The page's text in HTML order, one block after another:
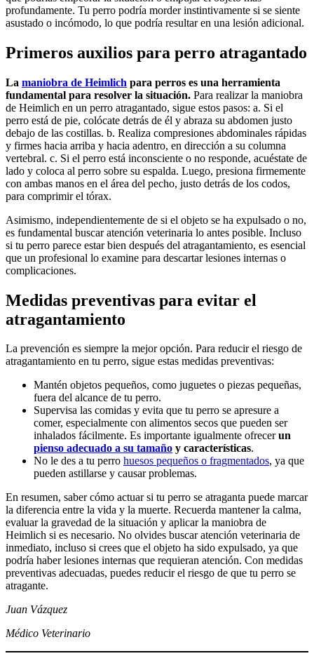
profundamente. Tu perro podría morder instintivamente si se siente
asustado o incómodo, lo que podría resultar en una lesión adicional.
Primeros auxilios para perro atragantado
La maniobra de Heimlich para perros es una herramienta
fundamental para resolver la situación. Para realizar la maniobra
de Heimlich en un perro atragantado, sigue estos pasos: a. Si el
perro está de pie, colócate detrás de él y abraza su abdomen justo
debajo de las costillas. b. Realiza compresiones abdominales rápidas
y firmes hacia arriba y hacia adentro, en dirección a su columna
vertebral. c. Si el perro está inconsciente o no responde, acuéstate de
lado y coloca al perro sobre su espalda. Luego, presiona firmemente
con ambas manos en el área del pecho, justo detrás de los codos,
para comprimir el tórax.
Asimismo, independientemente de si el objeto se ha expulsado o no,
es fundamental buscar atención veterinaria lo antes posible. Incluso
si tu perro parece estar bien después del atragantamiento, es esencial
que un profesional lo examine para descartar lesiones internas o
complicaciones.
Medidas preventivas para evitar el
atragantamiento
La prevención es siempre la mejor opción. Para reducir el riesgo de
atragantamiento en tu perro, sigue estas medidas preventivas:
Mantén objetos pequeños, como juguetes o piezas pequeñas,
fuera del alcance de tu perro.
Supervisa las comidas y evita que tu perro se apresure a
comer, especialmente con alimentos secos que pueden ser
inhalados fácilmente. Es importante igualmente ofrecerun
pienso adecuado a su tamaño y características.
No le des a tu perro huesos pequeños o fragmentados, ya que
pueden astillarse y causar problemas.
En resumen, saber cómo actuar si tu perro se atraganta puede marcar
la diferencia entre la vida y la muerte. Recuerda mantener la calma,
evaluar la gravedad de la situación y aplicar la maniobra de
Heimlich si es necesario. No olvides buscar atención veterinaria de
inmediato, incluso si crees que el objeto ha sido expulsado, ya que
podría haber lesiones internas que requieran atención. Con medidas
preventivas adecuadas, puedes reducir el riesgo de que tu perro se
atragante.
Juan Vázquez
Médico Veterinario